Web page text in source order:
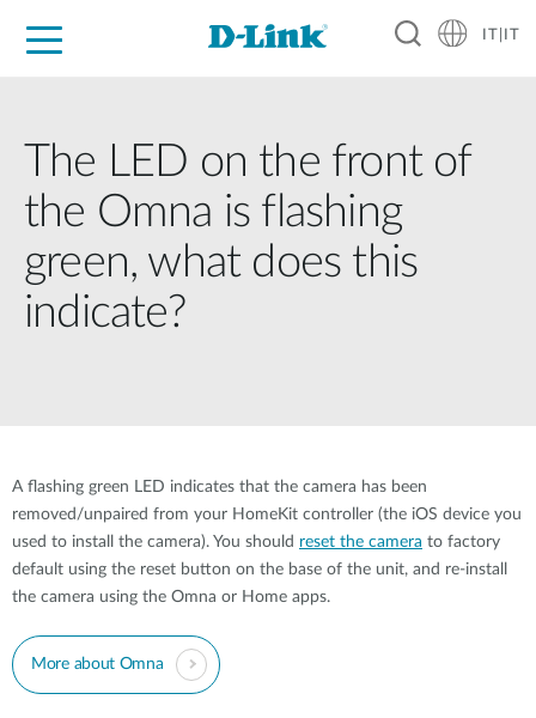
IT|IT
The LED on the front of
the Omna is flashing
green, what does this
indicate?
A ﬂashing green LED indicates that the camera has been
removed/unpaired from your HomeKit controller (the iOS device you
used to install the camera). You should reset the camera to factory
default using the reset button on the base of the unit, and re-install
the camera using the Omna or Home apps.
More about Omna